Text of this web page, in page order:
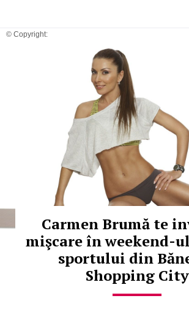
© Copyright:
Carmen Brumă te
mişcare în weekend-
sportului din
Shopping City